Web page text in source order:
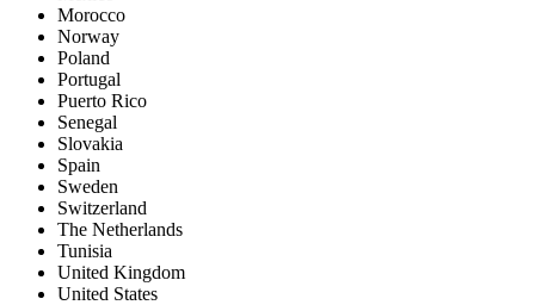
Morocco
Norway
Poland
Portugal
Puerto Rico
Senegal
Slovakia
Spain
Sweden
Switzerland
The Netherlands
Tunisia
United Kingdom
United States